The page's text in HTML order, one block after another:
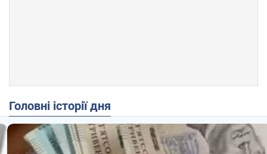
Головні історії дня